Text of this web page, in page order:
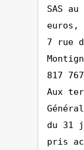
SAS
euros,
7 rue
817
Aux
du 31
pris